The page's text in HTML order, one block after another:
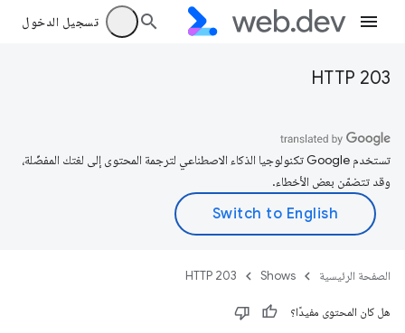
تسجيل الدخول
HTTP 203
تستخدم Google تكنولوجيا الذكاء الاصطناعي لترجمة المحتوى إلى لغتك المفضّلة،
وقد تتضمّن بعض الأخطاء.
الصفحة الرئيسية Shows
HTTP 203
هل كان المحتوى مفيدًا؟